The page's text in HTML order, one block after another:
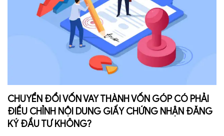
CHUYỂN ĐỔI VỐN VAY THÀNH VỐN GÓP CÓ PHẢI
ĐIỀU CHỈNH NỘI DUNG GIẤY CHỨNG NHẬN ĐĂNG
KÝ ĐẦU TƯ KHÔNG?